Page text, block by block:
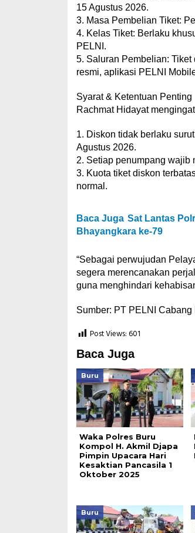
15 Agustus 2026.
3. Masa Pembelian Tiket:
4. Kelas Tiket: Berlaku
PELNI.
5. Saluran Pembelian:
resmi, aplikasi PELNI
Syarat & Ketentuan Penting
Rachmat Hidayat
1. Diskon tidak berlaku
Agustus 2026.
2. Setiap penumpang wajib
3. Kuota tiket diskon
normal.
Baca Juga Sat Lantas
Bhayangkara ke-79
“Sebagai perwujudan
segera merencanakan
guna menghindari
Sumber: PT PELNI Cabang
Post Views:601
Baca Juga
Buru
Waka Polres Buru
Kompol H. Akmil Djapa
Pimpin Upacara Hari
Kesaktian Pancasila 1
Oktober 2025
Buru